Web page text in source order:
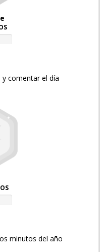
comentar el día
minutos del año